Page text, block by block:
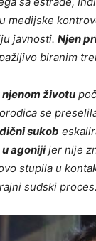
medijske
javnosti. Njen
biranim
životu
se
sukob
agonijijer nije
stupila u
sudski